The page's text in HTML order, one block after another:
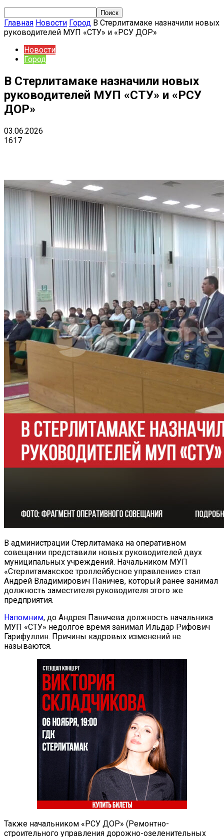
Главная Новости Город В Стерлитамаке назначили новых
руководителей МУП «СТУ» и «РСУ ДОР»
Новости
Город
В Стерлитамаке назначили новых
руководителей МУП «СТУ» и «РСУ
ДОР»
03.06.2026
1617
В администрации Стерлитамака на оперативном
совещании представили новых руководителей двух
муниципальных учреждений. Начальником МУП
«Стерлитамакское троллейбусное управление» стал
Андрей Владимирович Паничев, который ранее занимал
должность заместителя руководителя этого же
предприятия.
Напомним, до Андрея Паничева должность начальника
МУП «СТУ» недолгое время занимал Ильдар Рифович
Гарифуллин. Причины кадровых изменений не
называются.
Также начальником «РСУ ДОР» (Ремонтно-
строительного управления дорожно-озеленительных